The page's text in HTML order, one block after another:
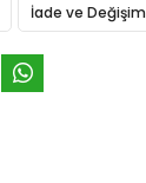
İade ve Değişim